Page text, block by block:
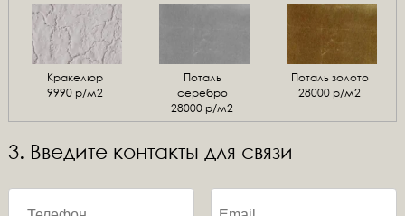
Кракелюр
9990 р/м2
Поталь
серебро
28000 р/м2
Поталь золото
28000 р/м2
3. Введите контакты для связи